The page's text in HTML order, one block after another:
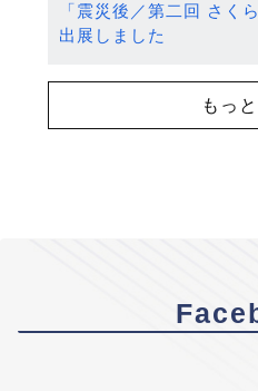
「震災後／第二回 さく
出展しました
もっ